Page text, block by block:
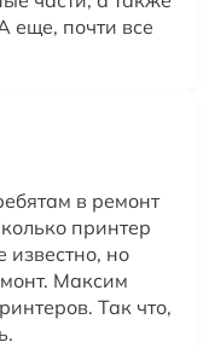
еще, почти все
в ремонт
принтер
известно, но
Максим
Так что,